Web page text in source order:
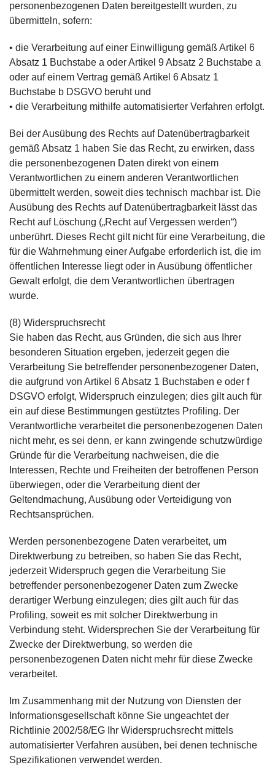
personenbezogenen Daten bereitgestellt wurden, zu
übermitteln, sofern:
• die Verarbeitung auf einer Einwilligung gemäß Artikel 6
Absatz 1 Buchstabe a oder Artikel 9 Absatz 2 Buchstabe a
oder auf einem Vertrag gemäß Artikel 6 Absatz 1
Buchstabe b DSGVO beruht und
• die Verarbeitung mithilfe automatisierter Verfahren erfolgt.
Bei der Ausübung des Rechts auf Datenübertragbarkeit
gemäß Absatz 1 haben Sie das Recht, zu erwirken, dass
die personenbezogenen Daten direkt von einem
Verantwortlichen zu einem anderen Verantwortlichen
übermittelt werden, soweit dies technisch machbar ist. Die
Ausübung des Rechts auf Datenübertragbarkeit lässt das
Recht auf Löschung („Recht auf Vergessen werden“)
unberührt. Dieses Recht gilt nicht für eine Verarbeitung, die
für die Wahrnehmung einer Aufgabe erforderlich ist, die im
öffentlichen Interesse liegt oder in Ausübung öffentlicher
Gewalt erfolgt, die dem Verantwortlichen übertragen
wurde.
(8) Widerspruchsrecht
Sie haben das Recht, aus Gründen, die sich aus Ihrer
besonderen Situation ergeben, jederzeit gegen die
Verarbeitung Sie betreffender personenbezogener Daten,
die aufgrund von Artikel 6 Absatz 1 Buchstaben e oder f
DSGVO erfolgt, Widerspruch einzulegen; dies gilt auch für
ein auf diese Bestimmungen gestütztes Profiling. Der
Verantwortliche verarbeitet die personenbezogenen Daten
nicht mehr, es sei denn, er kann zwingende schutzwürdige
Gründe für die Verarbeitung nachweisen, die die
Interessen, Rechte und Freiheiten der betroffenen Person
überwiegen, oder die Verarbeitung dient der
Geltendmachung, Ausübung oder Verteidigung von
Rechtsansprüchen.
Werden personenbezogene Daten verarbeitet, um
Direktwerbung zu betreiben, so haben Sie das Recht,
jederzeit Widerspruch gegen die Verarbeitung Sie
betreffender personenbezogener Daten zum Zwecke
derartiger Werbung einzulegen; dies gilt auch für das
Profiling, soweit es mit solcher Direktwerbung in
Verbindung steht. Widersprechen Sie der Verarbeitung für
Zwecke der Direktwerbung, so werden die
personenbezogenen Daten nicht mehr für diese Zwecke
verarbeitet.
Im Zusammenhang mit der Nutzung von Diensten der
Informationsgesellschaft könne Sie ungeachtet der
Richtlinie 2002/58/EG Ihr Widerspruchsrecht mittels
automatisierter Verfahren ausüben, bei denen technische
Spezifikationen verwendet werden.